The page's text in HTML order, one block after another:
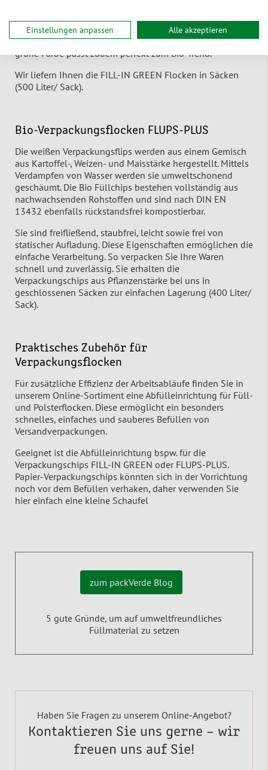
dem Packgut optimal an und dienen so als zuverlässiges
Polstermaterial für leichte bis mittelschwere Waren. Die
grüne Farbe passt zudem perfekt zum Bio-Trend.
Wir liefern Ihnen die FILL-IN GREEN Flocken in Säcken
(500 Liter/ Sack).
Bio-Verpackungsflocken FLUPS-PLUS
Die weißen Verpackungsflips werden aus einem Gemisch
aus Kartoffel-, Weizen- und Maisstärke hergestellt. Mittels
Verdampfen von Wasser werden sie umweltschonend
geschäumt. Die Bio Füllchips bestehen vollständig aus
nachwachsenden Rohstoffen und sind nach DIN EN
13432 ebenfalls rückstandsfrei kompostierbar.
Sie sind freifließend, staubfrei, leicht sowie frei von
statischer Aufladung. Diese Eigenschaften ermöglichen die
einfache Verarbeitung. So verpacken Sie Ihre Waren
schnell und zuverlässig. Sie erhalten die
Verpackungschips aus Pflanzenstärke bei uns in
geschlossenen Säcken zur einfachen Lagerung (400 Liter/
Sack).
Praktisches Zubehör für
Verpackungsflocken
Für zusätzliche Effizienz der Arbeitsabläufe finden Sie in
unserem Online-Sortiment eine Abfülleinrichtung für Füll-
und Polsterflocken. Diese ermöglicht ein besonders
schnelles, einfaches und sauberes Befüllen von
Versandverpackungen.
Geeignet ist die Abfülleinrichtung bspw. für die
Verpackungschips FILL-IN GREEN oder FLUPS-PLUS.
Papier-Verpackungschips könnten sich in der Vorrichtung
noch vor dem Befüllen verhaken, daher verwenden Sie
hier einfach eine kleine Schaufel
zum packVerde Blog
5 gute Gründe, um auf umweltfreundliches
Füllmaterial zu setzen
Haben Sie Fragen zu unserem Online-Angebot?
Kontaktieren Sie uns gerne – wir
freuen uns auf Sie!
Einstellungen anpassen Alle akzeptieren